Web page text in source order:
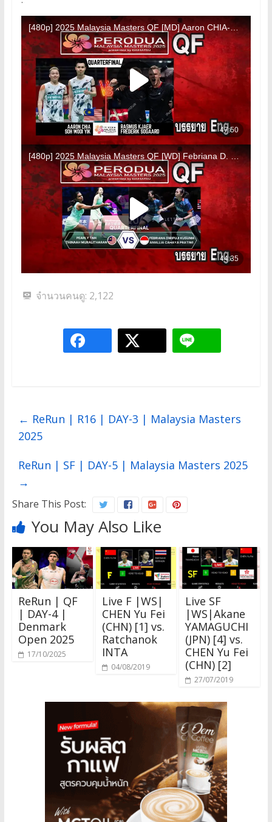
จำนวนคนดู: 2,122
← ReRun | R16 | DAY-3 | Malaysia Masters
2025
ReRun | SF | DAY-5 | Malaysia Masters 2025
→
Share This Post:
You May Also Like
ReRun | QF
| DAY-4 |
Denmark
Open 2025
17/10/2025
Live F |WS|
CHEN Yu Fei
(CHN) [1] vs.
Ratchanok
INTA
04/08/2019
Live SF
|WS|Akane
YAMAGUCHI
(JPN) [4] vs.
CHEN Yu Fei
(CHN) [2]
27/07/2019